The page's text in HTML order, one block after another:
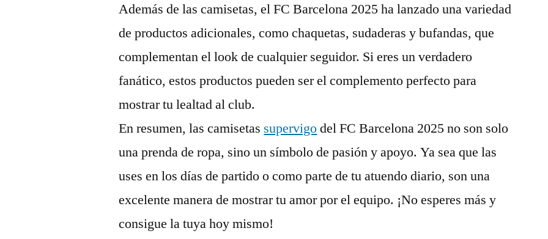
Además de las camisetas, el FC Barcelona 2025 ha lanzado una variedad
de productos adicionales, como chaquetas, sudaderas y bufandas, que
complementan el look de cualquier seguidor. Si eres un verdadero
fanático, estos productos pueden ser el complemento perfecto para
mostrar tu lealtad al club.
En resumen, las camisetas supervigodel FC Barcelona 2025 no son solo
una prenda de ropa, sino un símbolo de pasión y apoyo. Ya sea que las
uses en los días de partido o como parte de tu atuendo diario, son una
excelente manera de mostrar tu amor por el equipo. ¡No esperes más y
consigue la tuya hoy mismo!